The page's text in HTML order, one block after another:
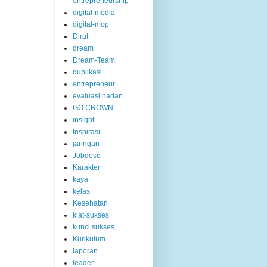
digital-media
digital-mop
Dirut
dream
Dream-Team
duplikasi
entrepreneur
evaluasi harian
GO CROWN
insight
Inspirasi
jaringan
Jobdesc
Karakter
kaya
kelas
Kesehatan
kiat-sukses
kunci sukses
Kurikulum
laporan
leader